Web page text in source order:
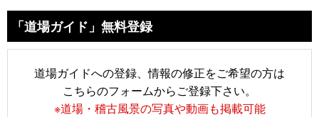
「道場ガイド」無料登録
道場ガイドへの登録、情報の修正をご希望の方は
こちらのフォームからご登録下さい。
※道場・稽古風景の写真や動画も掲載可能